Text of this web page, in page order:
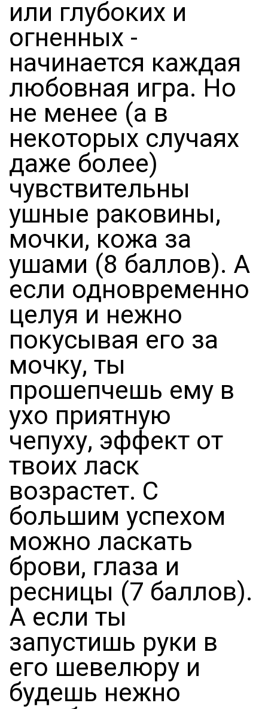
или глубоких и
огненных -
начинается каждая
любовная игра. Но
не менее (а в
некоторых случаях
даже более)
чувствительны
ушные раковины,
мочки, кожа за
ушами (8 баллов). А
если одновременно
целуя и нежно
покусывая его за
мочку, ты
прошепчешь ему в
ухо приятную
чепуху, эффект от
твоих ласк
возрастет. С
большим успехом
можно ласкать
брови, глаза и
ресницы (7 баллов).
А если ты
запустишь руки в
его шевелюру и
будешь нежно